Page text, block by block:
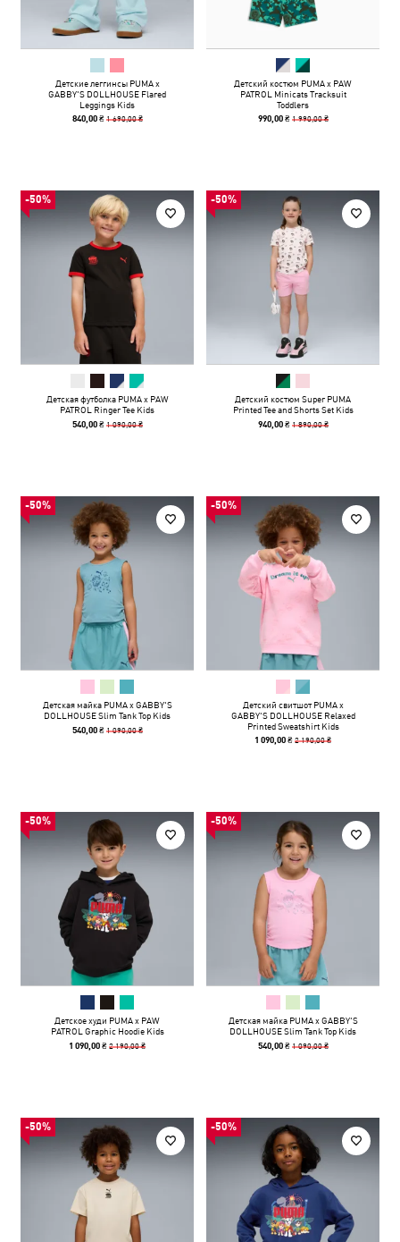
Детские леггинсы PUMA x
GABBY'S DOLLHOUSE Flared
Leggings Kids
840,00 ₴ 1 690,00 ₴
Детский костюм PUMA x PAW
PATROL Minicats Tracksuit
Toddlers
990,00 ₴ 1 990,00 ₴
-50%
Детская футболка PUMA x PAW
PATROL Ringer Tee Kids
540,00 ₴ 1 090,00 ₴
-50%
Детский костюм Super PUMA
Printed Tee and Shorts Set Kids
940,00 ₴ 1 890,00 ₴
-50%
Детская майка PUMA x GABBY'S
DOLLHOUSE Slim Tank Top Kids
540,00 ₴ 1 090,00 ₴
-50%
Детский свитшот PUMA x
GABBY'S DOLLHOUSE Relaxed
Printed Sweatshirt Kids
1 090,00 ₴2 190,00 ₴
-50%
Детское худи PUMA x PAW
PATROL Graphic Hoodie Kids
1 090,00 ₴2 190,00 ₴
-50%
Детская майка PUMA x GABBY'S
DOLLHOUSE Slim Tank Top Kids
540,00 ₴ 1 090,00 ₴
-50% -50%